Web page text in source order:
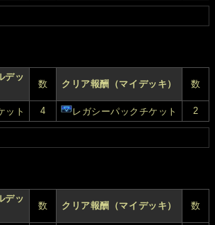
デッ
数 クリア報酬（マイデッキ） 数
ット 4 レガシーパックチケット 2
デッ
数 クリア報酬（マイデッキ） 数